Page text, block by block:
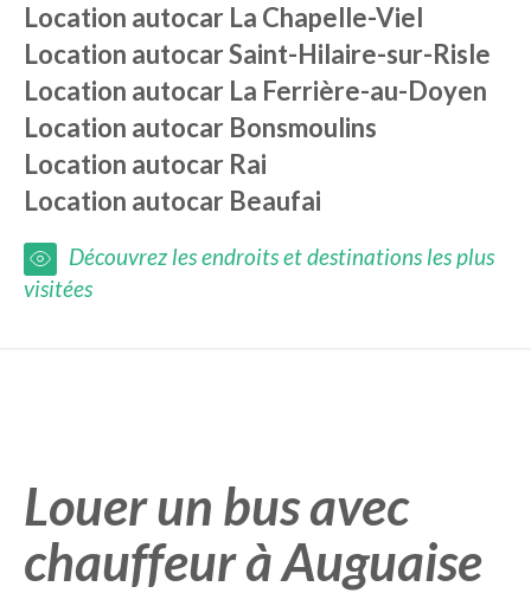
Location autocar La Chapelle-Viel
Location autocarSaint-Hilaire-sur-Risle
Location autocar La Ferrière-au-Doyen
Location autocar Bonsmoulins
Location autocar Rai
Location autocar Beaufai
Découvrez les endroits et destinations les plus
visitées
Louer un bus avec
chauffeur à Auguaise